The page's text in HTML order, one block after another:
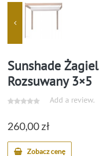
Sunshade
Rozsuwany 3×5
Add a review.
260,00 zł
Zobacz cenę